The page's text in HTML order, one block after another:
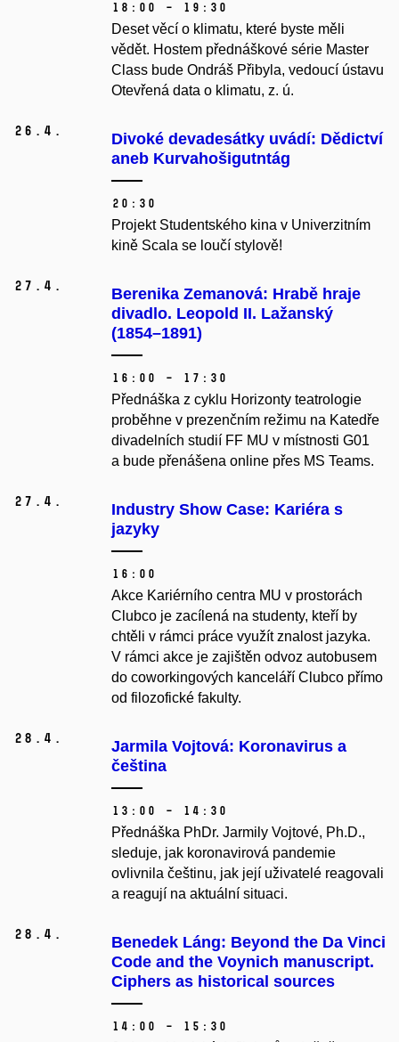
18:00 – 19:30
Deset věcí o klimatu, které byste měli
vědět. Hostem přednáškové série Master
Class bude Ondráš Přibyla, vedoucí ústavu
Otevřená data o klimatu, z. ú.
26. 4.
Divoké devadesátky uvádí: Dědictví
aneb Kurvahošigutntág
20:30
Projekt Studentského kina v Univerzitním
kině Scala se loučí stylově!
27. 4.
Berenika Zemanová: Hrabě hraje
divadlo. Leopold II. Lažanský
(1854–1891)
16:00 – 17:30
Přednáška z cyklu Horizonty teatrologie
proběhne v prezenčním režimu na Katedře
divadelních studií FF MU v místnosti G01
a bude přenášena online přes MS Teams.
27. 4.
Industry Show Case: Kariéra s
jazyky
16:00
Akce Kariérního centra MU v prostorách
Clubco je zacílená na studenty, kteří by
chtěli v rámci práce využít znalost jazyka.
V rámci akce je zajištěn odvoz autobusem
do coworkingových kanceláří Clubco přímo
od filozofické fakulty.
28. 4.
Jarmila Vojtová: Koronavirus a
čeština
13:00 – 14:30
Přednáška PhDr. Jarmily Vojtové, Ph.D.,
sleduje, jak koronavirová pandemie
ovlivnila češtinu, jak její uživatelé reagovali
a reagují na aktuální situaci.
28. 4.
Benedek Láng: Beyond the Da Vinci
Code and the Voynich manuscript.
Ciphers as historical sources
14:00 – 15:30